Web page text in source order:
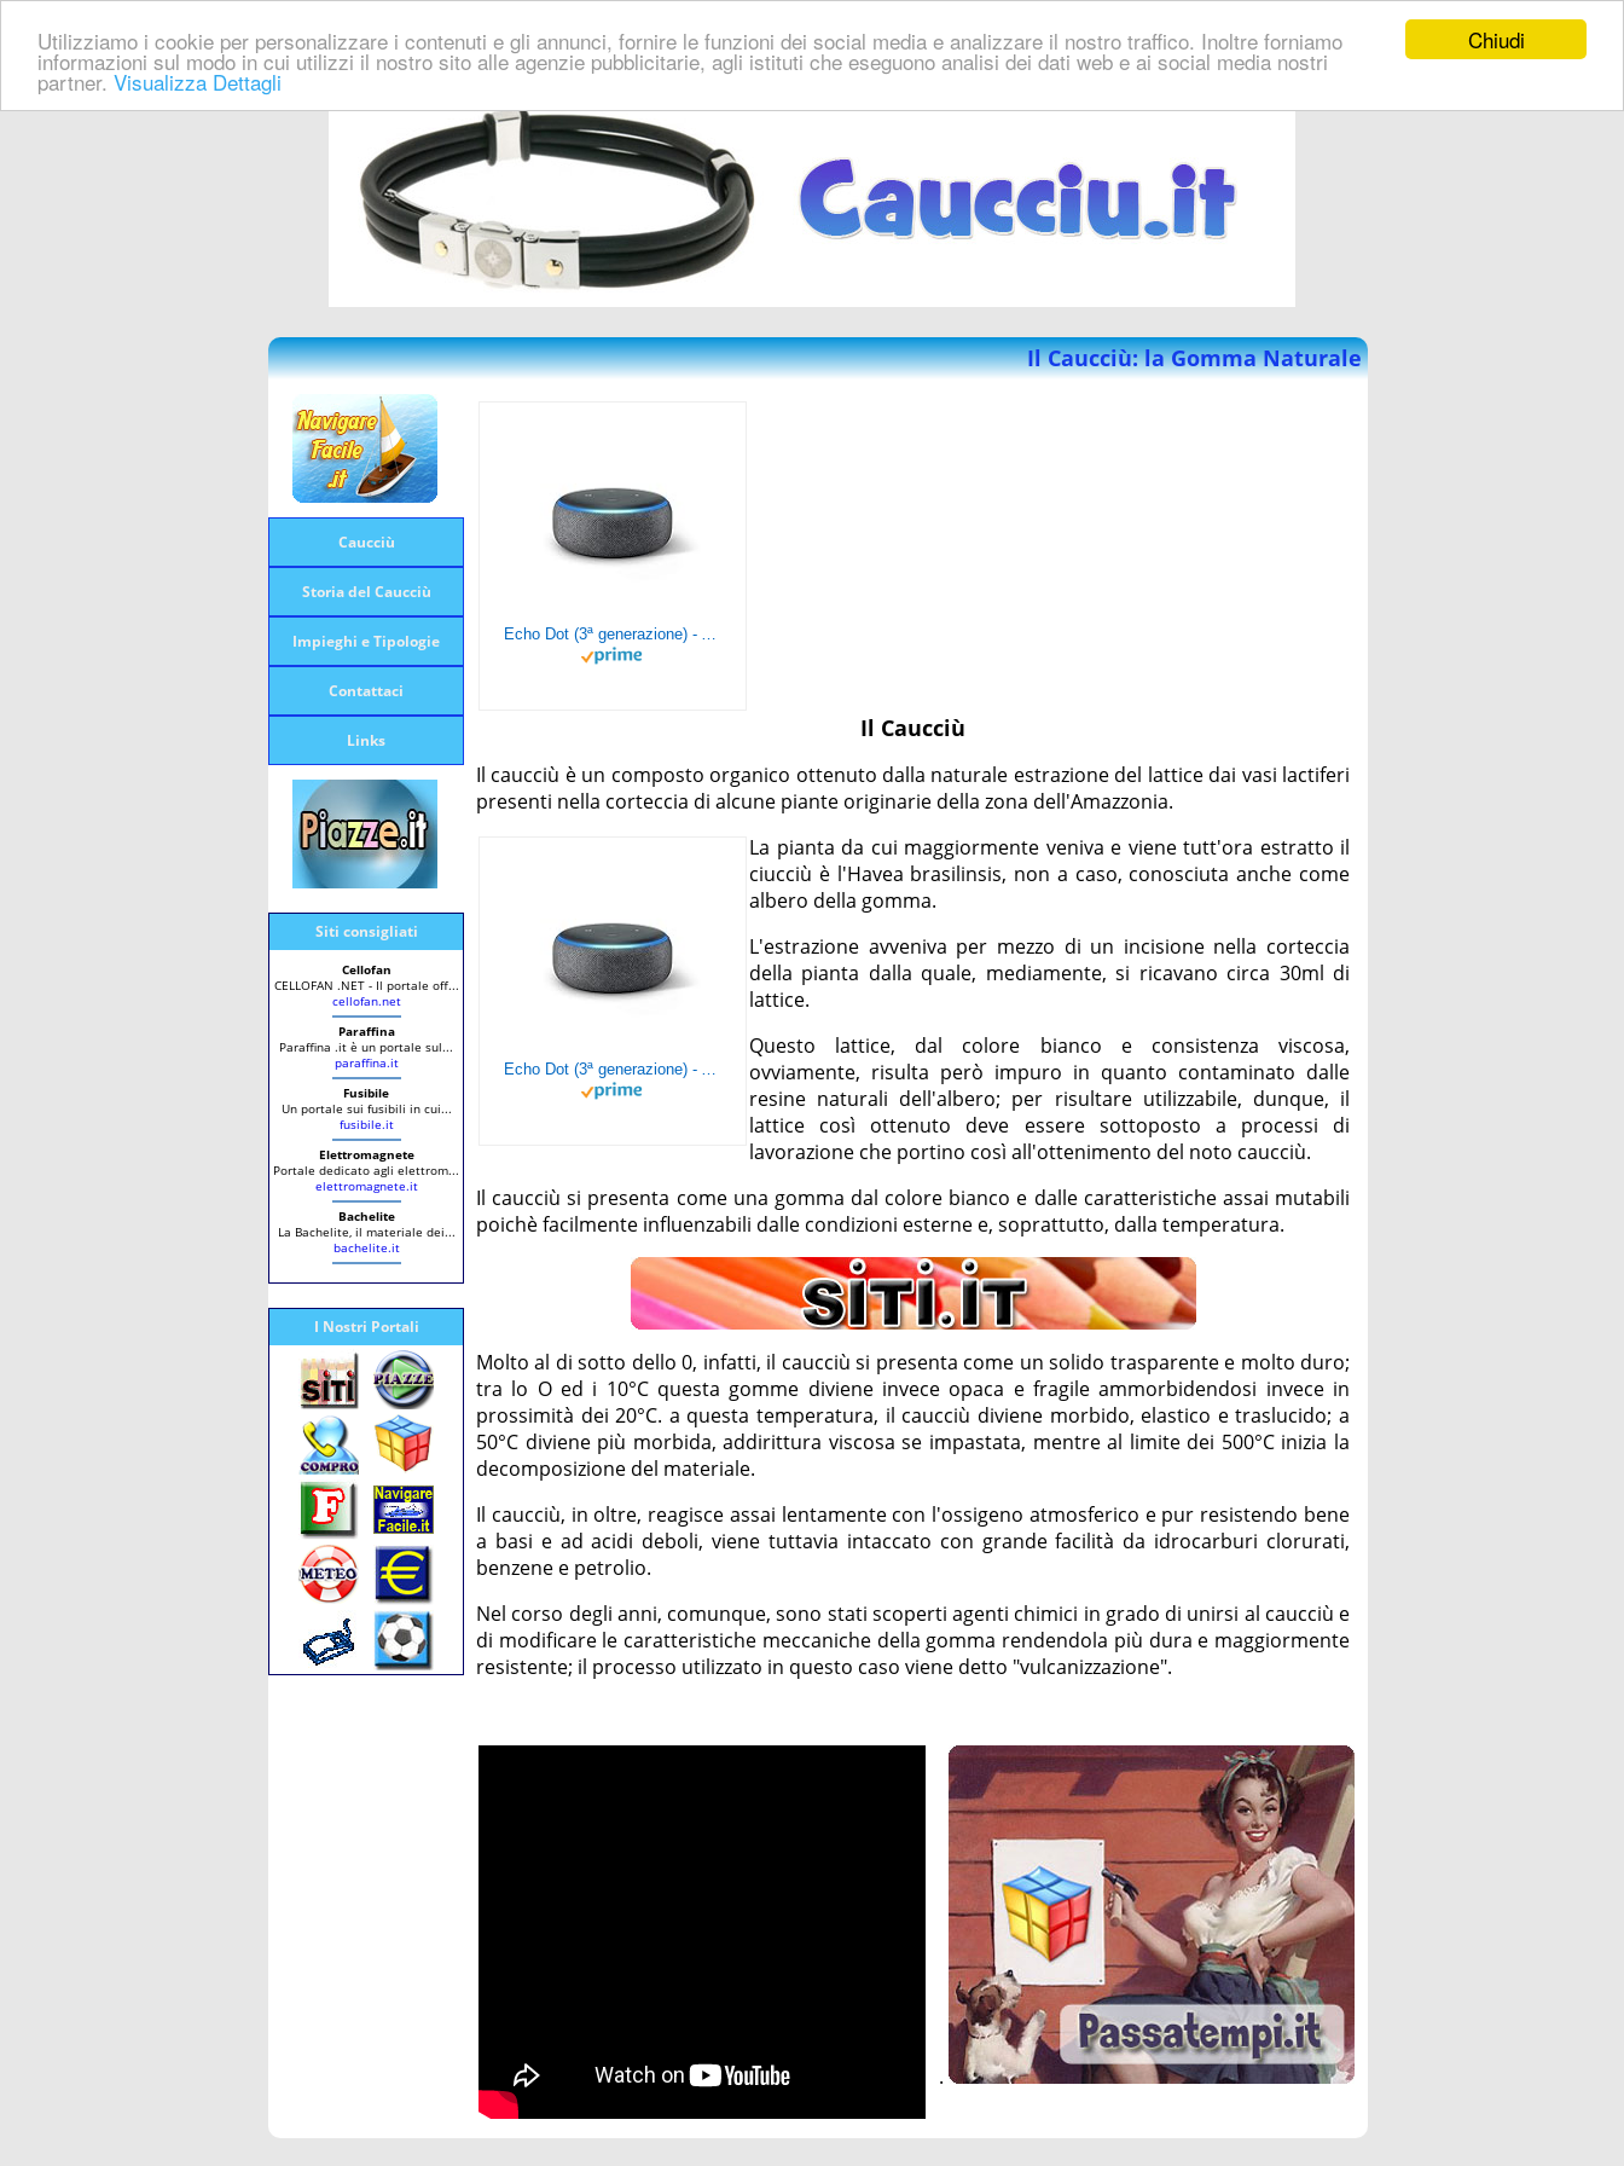
Chiudi
Utilizziamo i cookie per personalizzare i contenuti e gli annunci, fornire le funzioni dei social media e analizzare il nostro traffico. Inoltre forniamo
informazioni sul modo in cui utilizzi il nostro sito alle agenzie pubblicitarie, agli istituti che eseguono analisi dei dati web e ai social media nostri
partner. Visualizza Dettagli
Il Caucciù: la Gomma Naturale
Caucciù
Storia del Caucciù
Impieghi e Tipologie
Contattaci
Links
Siti consigliati
Cellofan
CELLOFAN .NET - Il portale off...
cellofan.net
Paraffina
Paraffina .it è un portale sul...
paraffina.it
Fusibile
Un portale sui fusibili in cui...
fusibile.it
Elettromagnete
Portale dedicato agli elettrom...
elettromagnete.it
Bachelite
La Bachelite, il materiale dei...
bachelite.it
I Nostri Portali
Echo Dot (3ª generazione) - Altoparlante intelligente con integrazione Alexa - Tessuto antracite
Il Caucciù
Il caucciù è un composto organico ottenuto dalla naturale estrazione del lattice dai vasi lactiferi
presenti nella corteccia di alcune piante originarie della zona dell'Amazzonia.
Echo Dot (3ª generazione) - Altoparlante intelligente con integrazione Alexa - Tessuto antracite
La pianta da cui maggiormente veniva e viene tutt'ora estratto il
ciucciù è l'Havea brasilinsis, non a caso, conosciuta anche come
albero della gomma.
L'estrazione avveniva per mezzo di un incisione nella corteccia
della pianta dalla quale, mediamente, si ricavano circa 30ml di
lattice.
Questo lattice, dal colore bianco e consistenza viscosa,
ovviamente, risulta però impuro in quanto contaminato dalle
resine naturali dell'albero; per risultare utilizzabile, dunque, il
lattice così ottenuto deve essere sottoposto a processi di
lavorazione che portino così all'ottenimento del noto caucciù.
Il caucciù si presenta come una gomma dal colore bianco e dalle caratteristiche assai mutabili
poichè facilmente influenzabili dalle condizioni esterne e, soprattutto, dalla temperatura.
Molto al di sotto dello 0, infatti, il caucciù si presenta come un solido trasparente e molto duro;
tra lo O ed i 10°C questa gomme diviene invece opaca e fragile ammorbidendosi invece in
prossimità dei 20°C. a questa temperatura, il caucciù diviene morbido, elastico e traslucido; a
50°C diviene più morbida, addirittura viscosa se impastata, mentre al limite dei 500°C inizia la
decomposizione del materiale.
Il caucciù, in oltre, reagisce assai lentamente con l'ossigeno atmosferico e pur resistendo bene
a basi e ad acidi deboli, viene tuttavia intaccato con grande facilità da idrocarburi clorurati,
benzene e petrolio.
Nel corso degli anni, comunque, sono stati scoperti agenti chimici in grado di unirsi al caucciù e
di modificare le caratteristiche meccaniche della gomma rendendola più dura e maggiormente
resistente; il processo utilizzato in questo caso viene detto "vulcanizzazione".
.